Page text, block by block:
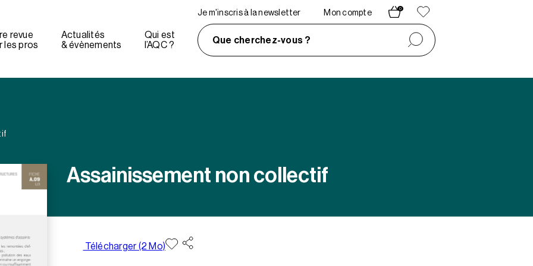
revue
les pros
Actualités
& évènements
Qui est
l’AQC ?
Je m'inscris à la newsletter Mon compte
0
Que cherchez-vous ?
Assainissement non collectif
Télécharger (2 Mo)